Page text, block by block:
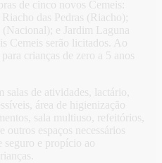
de cinco novos Cemeis:
das Pedras (Riacho);
(Nacional); e Jardim Laguna
Cemeis serão licitados. Ao
crianças de zero a 5 anos
de atividades, lactário,
área de higienização
sala multiuso, refeitórios,
outros espaços necessários
seguro e propício ao